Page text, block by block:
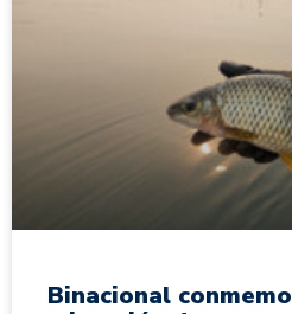
Binacional